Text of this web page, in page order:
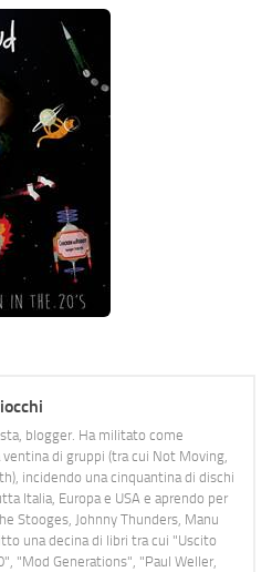
blogger. Ha militato come
di gruppi (tra cui Not Moving,
incidendo una cinquantina di dischi
Italia, Europa e USA e aprendo per
Stooges, Johnny Thunders, Manu
una decina di libri tra cui "Uscito
"Mod Generations", "Paul Weller,